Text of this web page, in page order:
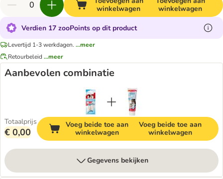
winkelwagen
winkelwagen
Verdien 17 zooPoints op dit product
Levertijd 1-3 werkdagen. ...meer
Retourbeleid ...meer
Aanbevolen combinatie
Totaalprijs
€ 0,00
Voeg beide toe aan
winkelwagen
Voeg beide toe aan
winkelwagen
Gegevens bekijken